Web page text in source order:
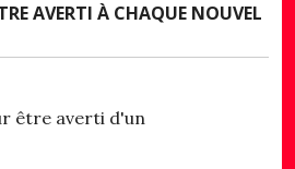
AVERTI À CHAQUE NOUVEL
être averti d'un